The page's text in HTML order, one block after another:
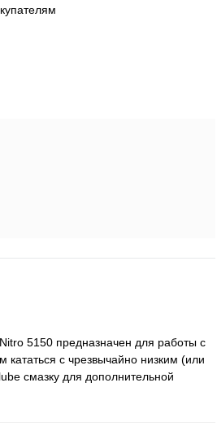
5150 предназначен для работы с
с чрезвычайно низким (или
смазку для дополнительной